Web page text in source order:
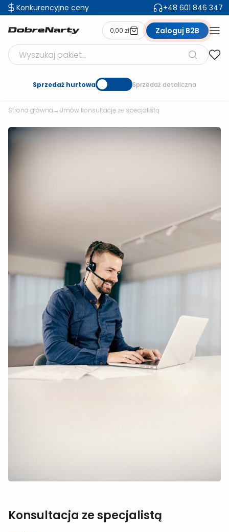
Konkurencyjne ceny +48 601 846 347
Szukaj produktów
0,00 zł Zaloguj B2B
Sprzedaż hurtowa Sprzedaż detaliczna
Strona główna→Umów konsultację ze specjalistą
Konsultacja ze specjalistą